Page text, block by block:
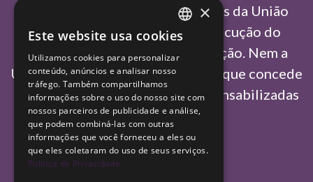
não refletem necessariamente as da União
Europeia ou da Agência de Execução do
Conselho Europeu de Investigação. Nem a
União Europeia nem a autoridade que concede
o financiamento podem ser responsabilizadas
por elas.
PORTUGUESE
ENGLISH
×
Este website usa cookies
Utilizamos cookies para personalizar
conteúdo, anúncios e analisar nosso
tráfego. Também compartilhamos
informações sobre o uso do nosso site com
nossos parceiros de publicidade e análise,
que podem combiná-las com outras
informações que você forneceu a eles ou
que eles coletaram do uso de seus serviços.
Política de Privacidade